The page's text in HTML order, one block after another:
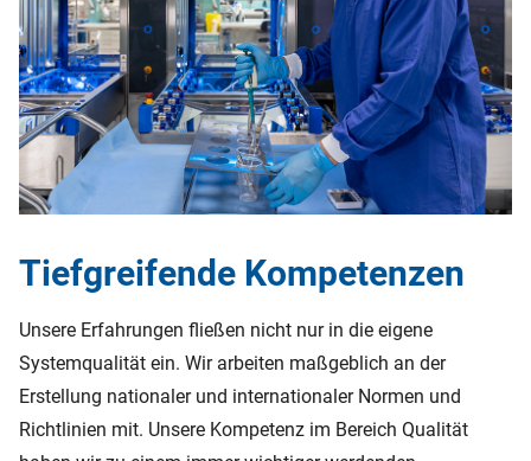
Tiefgreifende Kompetenzen
Unsere Erfahrungen fließen nicht nur in die eigene
Systemqualität ein. Wir arbeiten maßgeblich an der
Erstellung nationaler und internationaler Normen und
Richtlinien mit. Unsere Kompetenz im Bereich Qualität